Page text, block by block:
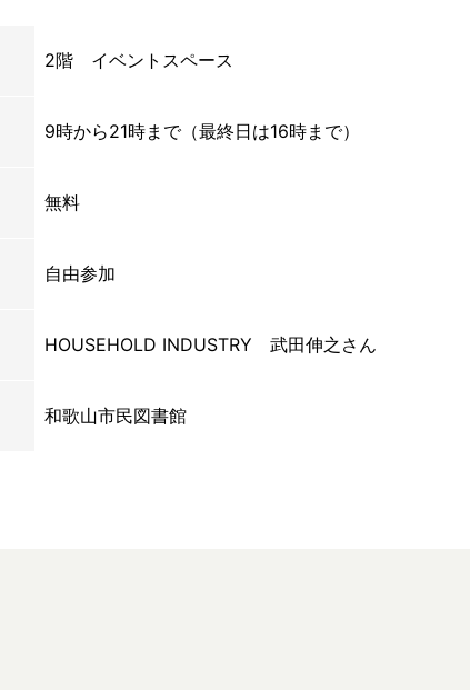
2階 イベントスペース
9時から21時まで（最終日は16時まで）
無料
自由参加
HOUSEHOLD INDUSTRY 武田伸之さん
和歌山市民図書館